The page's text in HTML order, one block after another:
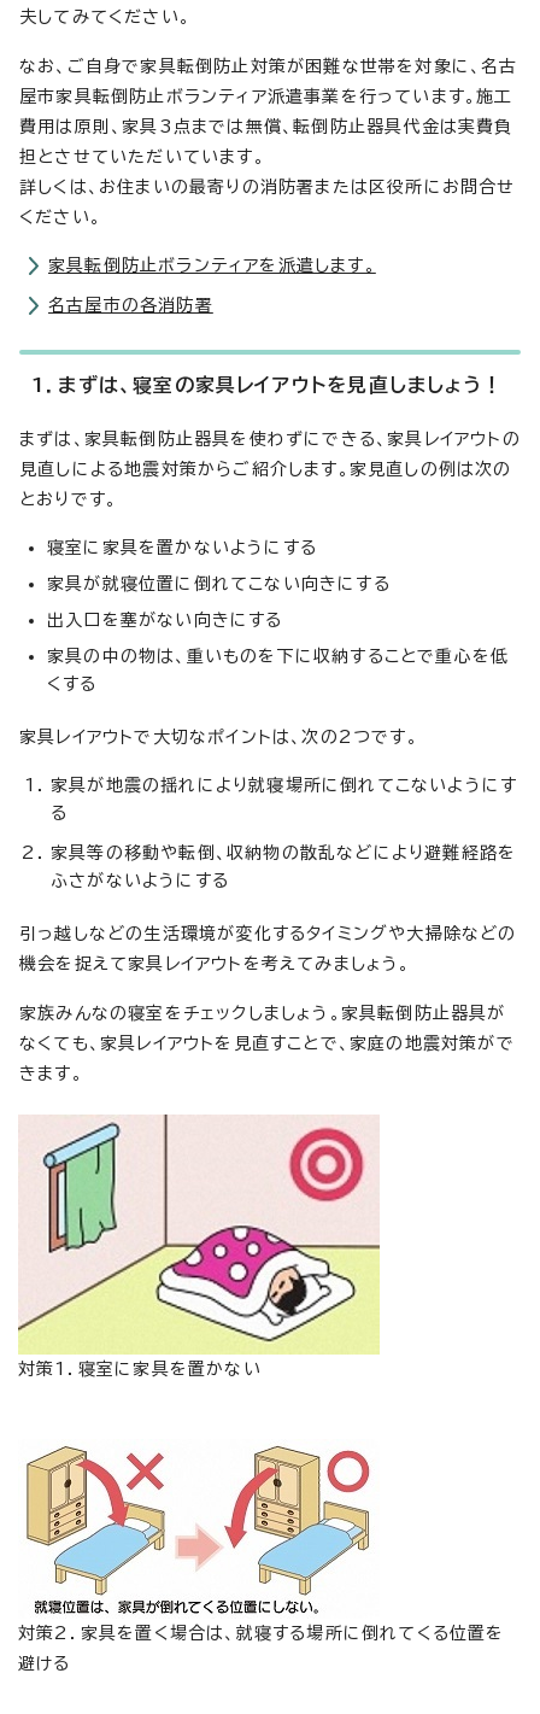
夫してみてください。
なお、ご自身で家具転倒防止対策が困難な世帯を対象に、名古
屋市家具転倒防止ボランティア派遣事業を行っています。施工
費用は原則、家具3点までは無償、転倒防止器具代金は実費負
担とさせていただいています。
詳しくは、お住まいの最寄りの消防署または区役所にお問合せ
ください。
家具転倒防止ボランティアを派遣します。
名古屋市の各消防署
1．まずは、寝室の家具レイアウトを見直しましょう！
まずは、家具転倒防止器具を使わずにできる、家具レイアウトの
見直しによる地震対策からご紹介します。家見直しの例は次の
とおりです。
寝室に家具を置かないようにする
家具が就寝位置に倒れてこない向きにする
出入口を塞がない向きにする
家具の中の物は、重いものを下に収納することで重心を低
くする
家具レイアウトで大切なポイントは、次の2つです。
家具が地震の揺れにより就寝場所に倒れてこないようにす
る
家具等の移動や転倒、収納物の散乱などにより避難経路を
ふさがないようにする
引っ越しなどの生活環境が変化するタイミングや大掃除などの
機会を捉えて家具レイアウトを考えてみましょう。
家族みんなの寝室をチェックしましょう。家具転倒防止器具が
なくても、家具レイアウトを見直すことで、家庭の地震対策がで
きます。
対策1．寝室に家具を置かない
対策2．家具を置く場合は、就寝する場所に倒れてくる位置を
避ける